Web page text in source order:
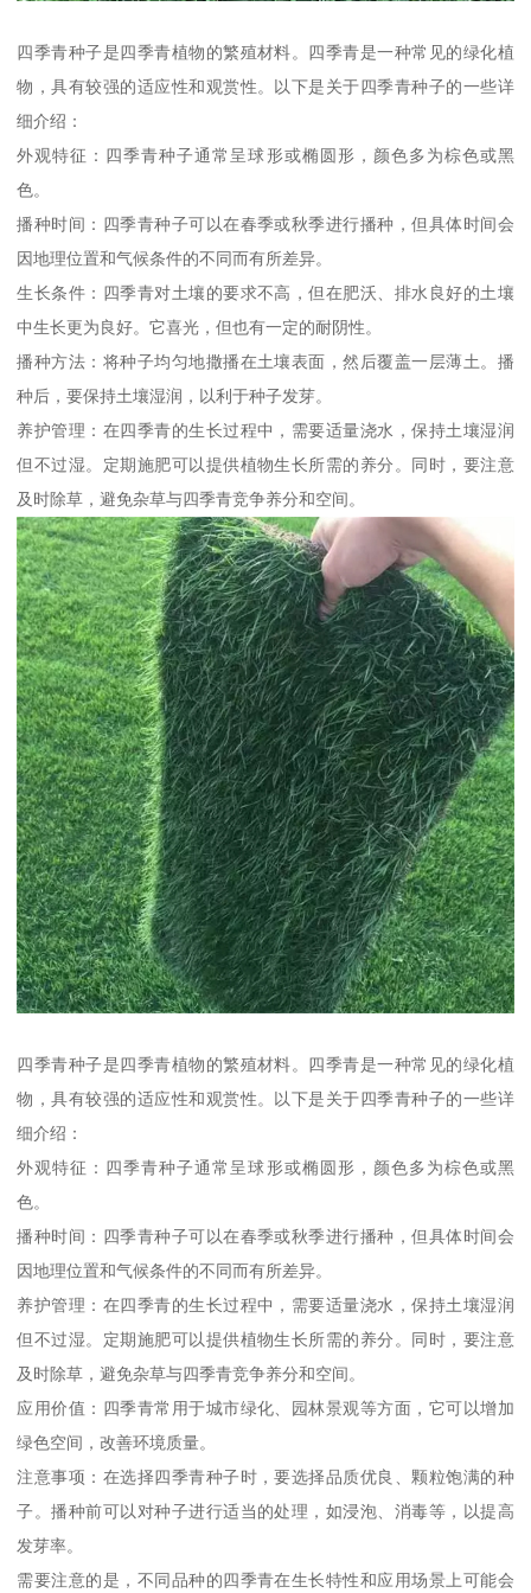
四季青种子是四季青植物的繁殖材料。四季青是一种常见的绿化植
物，具有较强的适应性和观赏性。以下是关于四季青种子的一些详
细介绍：
外观特征：四季青种子通常呈球形或椭圆形，颜色多为棕色或黑
色。
播种时间：四季青种子可以在春季或秋季进行播种，但具体时间会
因地理位置和气候条件的不同而有所差异。
生长条件：四季青对土壤的要求不高，但在肥沃、排水良好的土壤
中生长更为良好。它喜光，但也有一定的耐阴性。
播种方法：将种子均匀地撒播在土壤表面，然后覆盖一层薄土。播
种后，要保持土壤湿润，以利于种子发芽。
养护管理：在四季青的生长过程中，需要适量浇水，保持土壤湿润
但不过湿。定期施肥可以提供植物生长所需的养分。同时，要注意
及时除草，避免杂草与四季青竞争养分和空间。
四季青种子是四季青植物的繁殖材料。四季青是一种常见的绿化植
物，具有较强的适应性和观赏性。以下是关于四季青种子的一些详
细介绍：
外观特征：四季青种子通常呈球形或椭圆形，颜色多为棕色或黑
色。
播种时间：四季青种子可以在春季或秋季进行播种，但具体时间会
因地理位置和气候条件的不同而有所差异。
养护管理：在四季青的生长过程中，需要适量浇水，保持土壤湿润
但不过湿。定期施肥可以提供植物生长所需的养分。同时，要注意
及时除草，避免杂草与四季青竞争养分和空间。
应用价值：四季青常用于城市绿化、园林景观等方面，它可以增加
绿色空间，改善环境质量。
注意事项：在选择四季青种子时，要选择品质优良、颗粒饱满的种
子。播种前可以对种子进行适当的处理，如浸泡、消毒等，以提高
发芽率。
需要注意的是，不同品种的四季青在生长特性和应用场景上可能会